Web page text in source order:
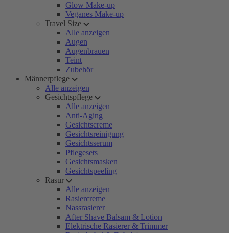
Glow Make-up
Veganes Make-up
Travel Size
Alle anzeigen
Augen
Augenbrauen
Teint
Zubehör
Männerpflege
Alle anzeigen
Gesichtspflege
Alle anzeigen
Anti-Aging
Gesichtscreme
Gesichtsreinigung
Gesichtsserum
Pflegesets
Gesichtsmasken
Gesichtspeeling
Rasur
Alle anzeigen
Rasiercreme
Nassrasierer
After Shave Balsam & Lotion
Elektrische Rasierer & Trimmer